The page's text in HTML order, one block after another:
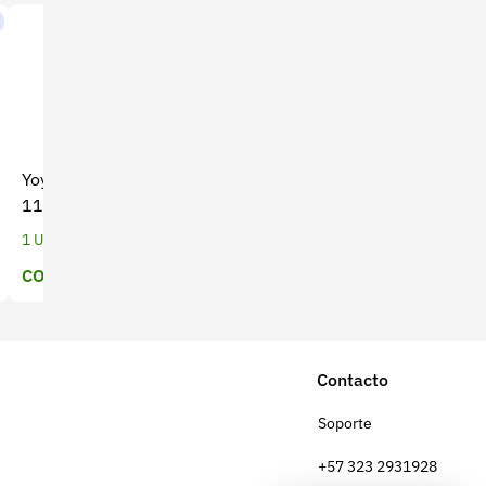
Yoyo para Guadaña THP-
117 Bellota - Alta
Durabilidad
1 Unidades
COP $ 51.111
Contacto
Soporte
+57 323 2931928